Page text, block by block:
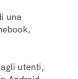
una
utenti,